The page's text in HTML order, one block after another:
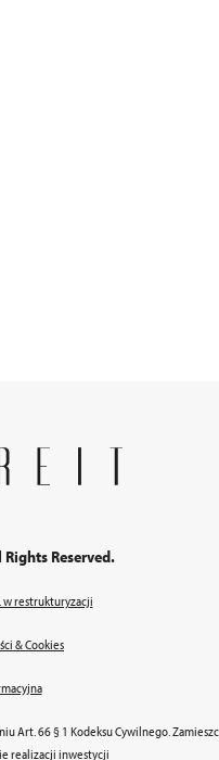
Reserved.
w restrukturyzacji
& Cookies
66 § 1 Kodeksu Cywilnego.
realizacji inwestycji